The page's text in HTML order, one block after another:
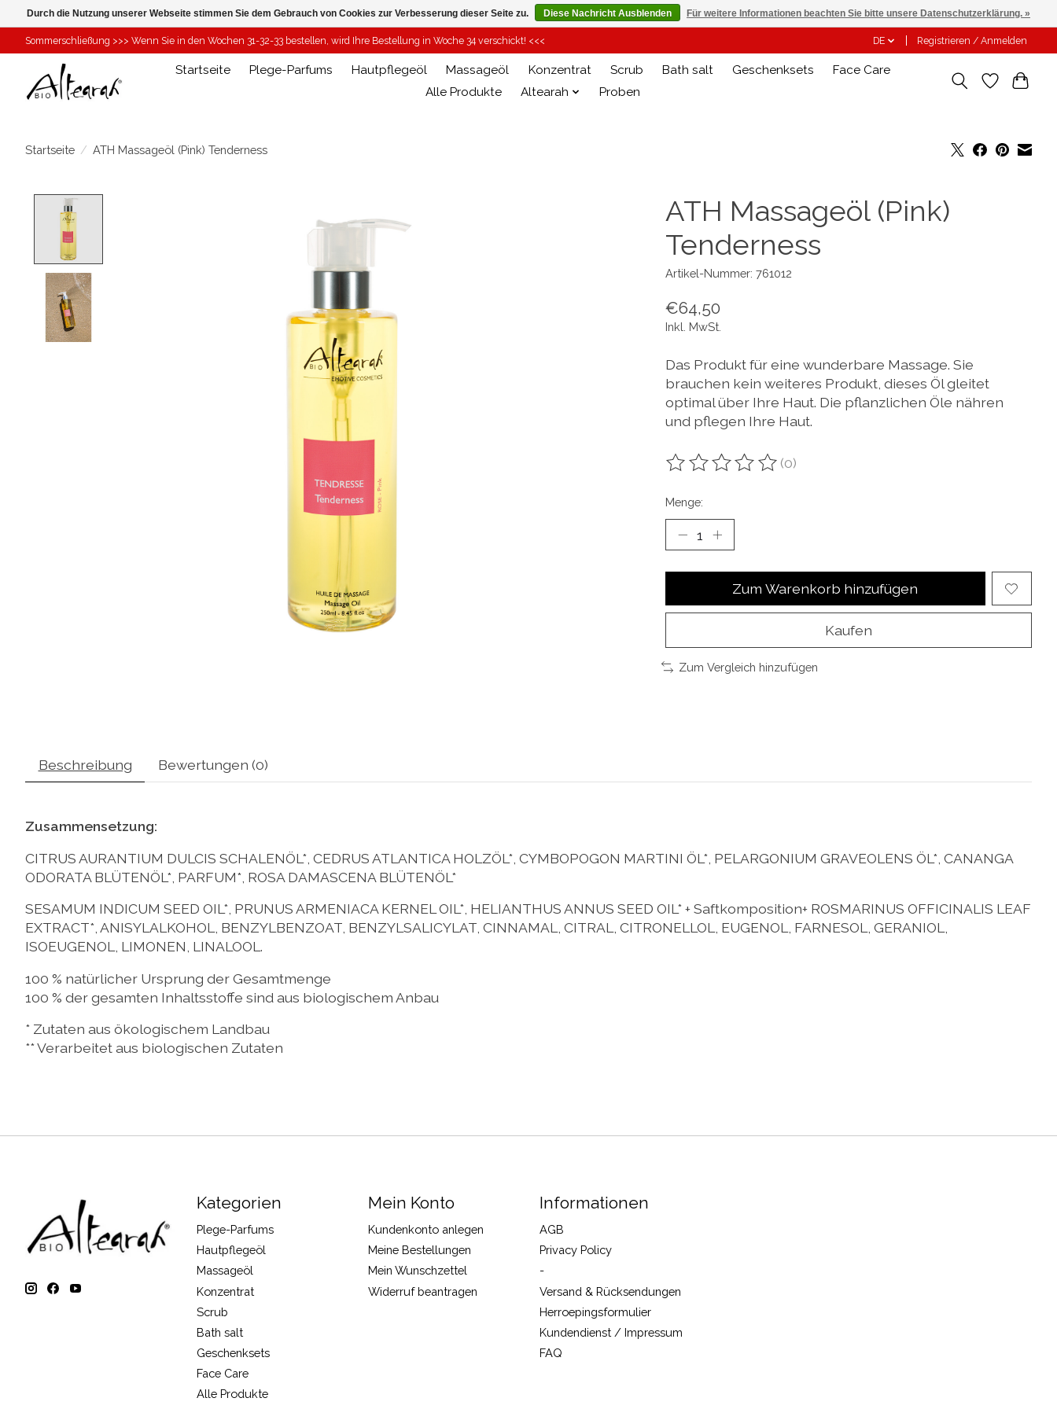
Sommerschließung >>> Wenn Sie in den Wochen 31-32-33 bestellen, wird Ihre Bestellung in Woche 34 verschickt! <<< DE Registrieren / Anmelden
Startseite Plege-Parfums Hautpflegeöl Massageöl Konzentrat Scrub Bath salt Geschenksets
Face Care
Alle Produkte
Altearah Proben
Startseite / ATH Massageöl (Pink) Tenderness
ATH Massageöl (Pink)
Tenderness
Artikel-Nummer: 761012
€64,50
Inkl. MwSt.
Das Produkt für eine wunderbare Massage. Sie
brauchen kein weiteres Produkt, dieses Öl gleitet
optimal über Ihre Haut. Die pflanzlichen Öle nähren
und pflegen Ihre Haut.
Die Bewertung dieses Produkts ist
(0)
Menge:
Zum Warenkorb hinzufügen
Kaufen
Zum Vergleich hinzufügen
Beschreibung Bewertungen (0)
Zusammensetzung:
CITRUS AURANTIUM DULCIS SCHALENÖL*, CEDRUS ATLANTICA HOLZÖL*, CYMBOPOGON MARTINI ÖL*, PELARGONIUM GRAVEOLENS ÖL*, CANANGA
ODORATA BLÜTENÖL*, PARFUM*, ROSA DAMASCENA BLÜTENÖL*
SESAMUM INDICUM SEED OIL*, PRUNUS ARMENIACA KERNEL OIL*, HELIANTHUS ANNUS SEED OIL* + Saftkomposition+ ROSMARINUS OFFICINALIS LEAF
EXTRACT*, ANISYLALKOHOL, BENZYLBENZOAT, BENZYLSALICYLAT, CINNAMAL, CITRAL, CITRONELLOL, EUGENOL, FARNESOL, GERANIOL,
ISOEUGENOL, LIMONEN, LINALOOL.
100 % natürlicher Ursprung der Gesamtmenge
100 % der gesamten Inhaltsstoffe sind aus biologischem Anbau
* Zutaten aus ökologischem Landbau
** Verarbeitet aus biologischen Zutaten
Kategorien
Plege-Parfums
Hautpflegeöl
Massageöl
Konzentrat
Scrub
Bath salt
Geschenksets
Face Care
Alle Produkte
Mein Konto
Kundenkonto anlegen
Meine Bestellungen
Mein Wunschzettel
Widerruf beantragen
Informationen
AGB
Privacy Policy
-
Versand & Rücksendungen
Herroepingsformulier
Kundendienst / Impressum
FAQ
Durch die Nutzung unserer Webseite stimmen Sie dem Gebrauch von Cookies zur Verbesserung dieser Seite zu. Diese Nachricht Ausblenden Für weitere Informationen beachten Sie bitte unsere Datenschutzerklärung. »